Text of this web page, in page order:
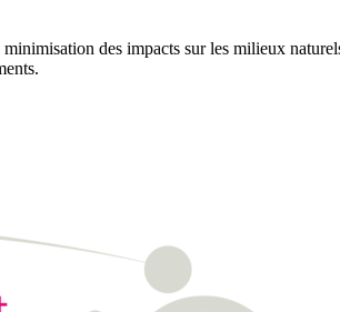
des impacts sur les milieux